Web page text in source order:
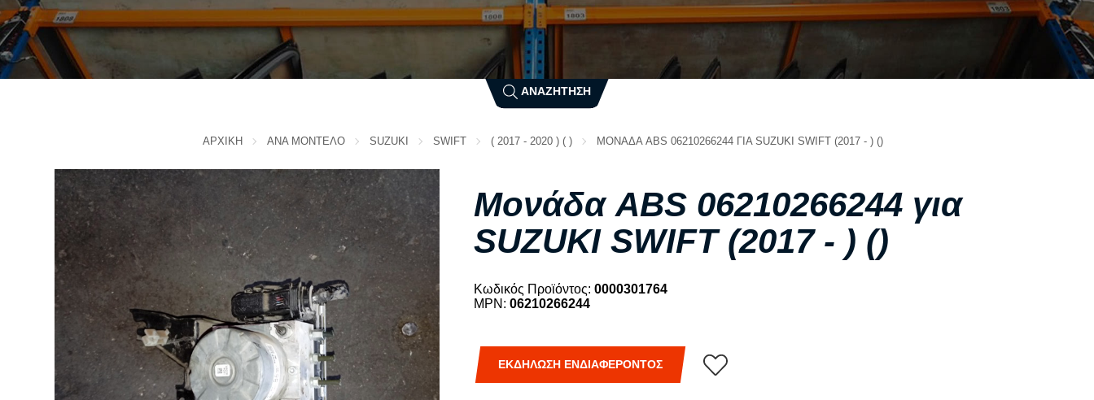
CADILLAC
CHERY
CHEVROLET - DAEWOO
DACIA
DAIHATSU
DODGE
FERRARI
FIAT
FORD
IVECO
J
JAC MOTORS
KIA
LADA
LANCIA
LANDROVER
LEXUS
N
NISSAN
PIAGGIO
PONTIAC
R
ROVER
SUZUKI
TOYOTA
VOLVO
VW
XEV
ΔΙΕΘΝΗ
Φ
ΣΧΕΤΙΚΑ ΜΕ ΕΜΑΣ
ΥΠΗΡΕΣΙΕΣ
ΟΙ ΕΓΚΑΤΑΣΤΑΣΕΙΣ ΜΑΣ
ΧΟΡΗΓΙΕΣ
ΑΝΑΖΗΤΗΣΗ
ΑΡΧΙΚΗ ΑΝΑ ΜΟΝΤΕΛΟ SUZUKI SWIFT ( 2017 - 2020 ) ( ) ΜΟΝΑΔΑ ABS 06210266244 ΓΙΑ SUZUKI SWIFT (2017 - ) ()
Μονάδα ABS 06210266244 για
SUZUKI SWIFT (2017 - ) ()
Κωδικός Προϊόντος: 0000301764
MPN: 06210266244
ΕΚΔΗΛΩΣΗ ΕΝΔΙΑΦΕΡΟΝΤΟΣ